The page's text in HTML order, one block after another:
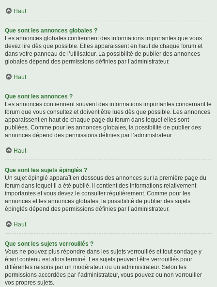
Haut
Que sont les annonces globales ?
Les annonces globales contiennent des informations importantes que vous
devez lire dès que possible. Elles apparaissent en haut de chaque forum et
dans votre panneau de l’utilisateur. La possibilité de publier des annonces
globales dépend des permissions définies par l’administrateur.
Haut
Que sont les annonces ?
Les annonces contiennent souvent des informations importantes concernant le
forum que vous consultez et doivent être lues dès que possible. Les annonces
apparaissent en haut de chaque page du forum dans lequel elles sont
publiées. Comme pour les annonces globales, la possibilité de publier des
annonces dépend des permissions définies par l’administrateur.
Haut
Que sont les sujets épinglés ?
Un sujet épinglé apparaît en dessous des annonces sur la première page du
forum dans lequel il a été publié. il contient des informations relativement
importantes et vous devez le consulter régulièrement. Comme pour les
annonces et les annonces globales, la possibilité de publier des sujets
épinglés dépend des permissions définies par l’administrateur.
Haut
Que sont les sujets verrouillés ?
Vous ne pouvez plus répondre dans les sujets verrouillés et tout sondage y
étant contenu est alors terminé. Les sujets peuvent être verrouillés pour
différentes raisons par un modérateur ou un administrateur. Selon les
permissions accordées par l’administrateur, vous pouvez ou non verrouiller
vos propres sujets.